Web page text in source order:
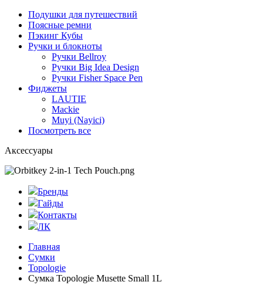
Подушки для путешествий
Поясные ремни
Пэкинг Кубы
Ручки и блокноты
Ручки Bellroy
Ручки Big Idea Design
Ручки Fisher Space Pen
Фиджеты
LAUTIE
Mackie
Muyi (Nayici)
Посмотреть все
Аксессуары
Бренды
Гайды
Контакты
ЛК
Главная
Сумки
Topologie
Сумка Topologie Musette Small 1L